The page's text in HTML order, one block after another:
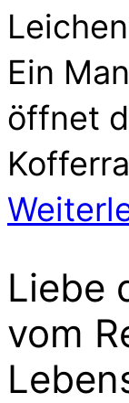
Ein
öffnet
Liebe
vom